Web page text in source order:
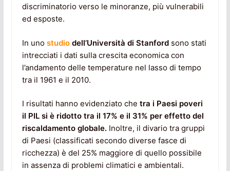
discriminatorio verso le minoranze, più vulnerabili
ed esposte.
In uno studiodell’Università di Stanfordsono stati
intrecciati i dati sulla crescita economica con
l’andamento delle temperature nel lasso di tempo
tra il 1961 e il 2010.
I risultati hanno evidenziato che tra i Paesi poveri
il PIL si è ridotto tra il 17% e il 31% per effetto del
riscaldamento globale.Inoltre, il divario tra gruppi
di Paesi (classificati secondo diverse fasce di
ricchezza) è del 25% maggiore di quello possibile
in assenza di problemi climatici e ambientali.